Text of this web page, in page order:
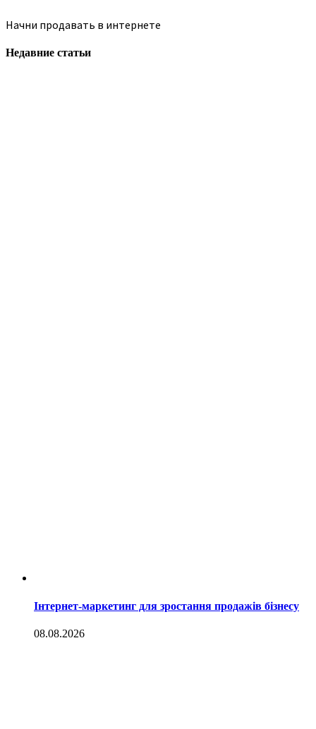
Начни продавать в интернете
Недавние статьи
Інтернет-маркетинг для зростання продажів бізнесу
08.08.2026